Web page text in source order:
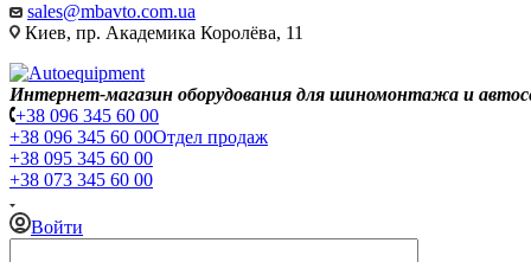
sales@mbavto.com.ua
Киев, пр. Академика Королёва, 11
Интернет-магазин оборудования для шиномонтажа и
+38 096 345 60 00
+38 096 345 60 00Отдел продаж
+38 095 345 60 00
+38 073 345 60 00
Войти